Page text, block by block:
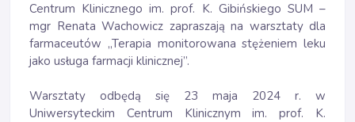
Centrum Klinicznego im. prof. K. Gibińskiego SUM –
mgr Renata Wachowicz zapraszają na warsztaty dla
farmaceutów „Terapia monitorowana stężeniem leku
jako usługa farmacji klinicznej”.
Warsztaty odbędą się 23 maja 2024 r. w
Uniwersyteckim Centrum Klinicznym im. prof. K.